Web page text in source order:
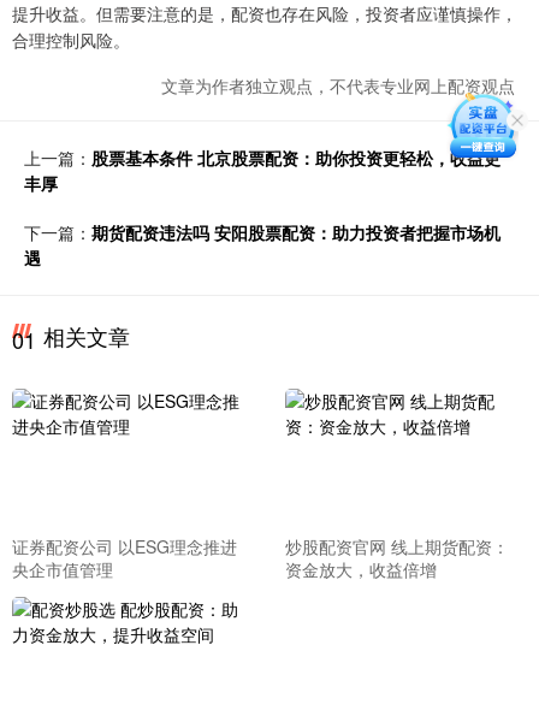
提升收益。但需要注意的是，配资也存在风险，投资者应谨慎操作，
合理控制风险。
文章为作者独立观点，不代表专业网上配资观点
上一篇： 股票基本条件 北京股票配资：助你投资更轻松，收益更
丰厚
下一篇： 期货配资违法吗 安阳股票配资：助力投资者把握市场机
遇
01 相关文章
证券配资公司 以ESG理念推进
央企市值管理
炒股配资官网 线上期货配资：
资金放大，收益倍增